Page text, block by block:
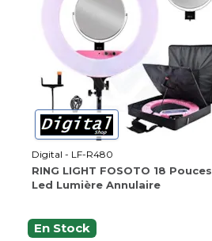
Digital - LF-R480
RING LIGHT FOSOTO 18 Pouces
Led Lumière Annulaire
En Stock